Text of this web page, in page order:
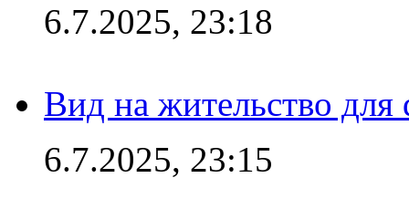
6.7.2025, 23:18
Вид на жительство
6.7.2025, 23:15